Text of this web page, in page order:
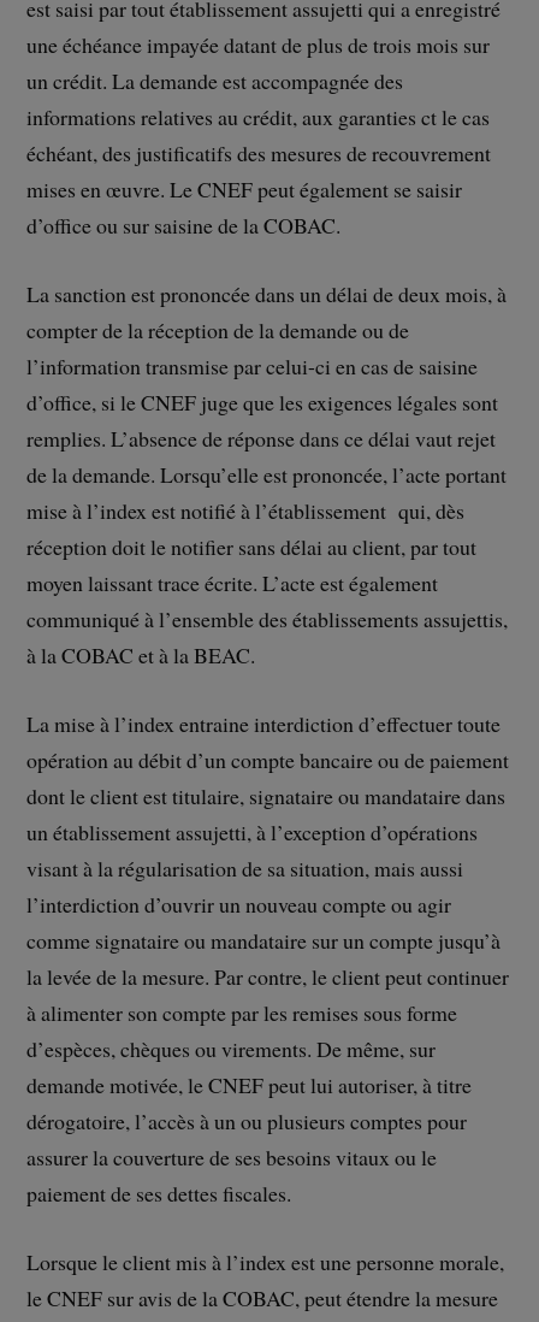
est saisi par tout établissement assujetti qui a enregistré
une échéance impayée datant de plus de trois mois sur
un crédit. La demande est accompagnée des
informations relatives au crédit, aux garanties ct le cas
échéant, des justificatifs des mesures de recouvrement
mises en œuvre. Le CNEF peut également se saisir
d’office ou sur saisine de la COBAC.
La sanction est prononcée dans un délai de deux mois, à
compter de la réception de la demande ou de
l’information transmise par celui-ci en cas de saisine
d’office, si le CNEF juge que les exigences légales sont
remplies. L’absence de réponse dans ce délai vaut rejet
de la demande. Lorsqu’elle est prononcée, l’acte portant
mise à l’index est notifié à l’établissement qui, dès
réception doit le notifier sans délai au client, par tout
moyen laissant trace écrite. L’acte est également
communiqué à l’ensemble des établissements assujettis,
à la COBAC et à la BEAC.
La mise à l’index entraine interdiction d’effectuer toute
opération au débit d’un compte bancaire ou de paiement
dont le client est titulaire, signataire ou mandataire dans
un établissement assujetti, à l’exception d’opérations
visant à la régularisation de sa situation, mais aussi
l’interdiction d’ouvrir un nouveau compte ou agir
comme signataire ou mandataire sur un compte jusqu’à
la levée de la mesure. Par contre, le client peut continuer
à alimenter son compte par les remises sous forme
d’espèces, chèques ou virements. De même, sur
demande motivée, le CNEF peut lui autoriser, à titre
dérogatoire, l’accès à un ou plusieurs comptes pour
assurer la couverture de ses besoins vitaux ou le
paiement de ses dettes fiscales.
Lorsque le client mis à l’index est une personne morale,
le CNEF sur avis de la COBAC, peut étendre la mesure